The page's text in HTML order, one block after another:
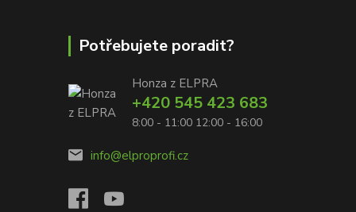
Potřebujete poradit?
Honza z ELPRA
+420 545 423 683
8:00 - 11:00 12:00 - 16:00
info@elproprofi.cz